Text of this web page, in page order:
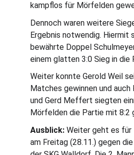
kampflos für Mörfelden
Dennoch waren weitere
Ergebnis notwendig. Hiermit
bewährte Doppel
einem glatten 3:0 Sieg in die
Weiter konnte Gerold Weil
Matches gewinnen und
und Gerd Meffert siegten
Mörfelden die Partie mit 8:2
Ausblick: Weiter geht es für
am Freitag (28.11.) gegen